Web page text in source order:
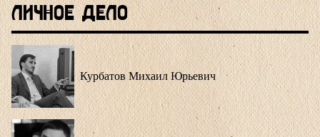
Личное Дело
Курбатов Михаил Юрьевич